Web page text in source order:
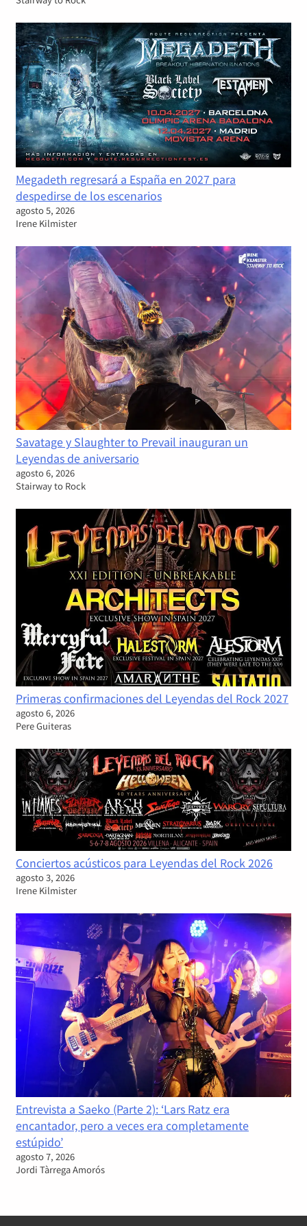
Megadeth regresará a España en 2027 para
despedirse de los escenarios
agosto 5, 2026
Irene Kilmister
Savatage y Slaughter to Prevail inauguran un
Leyendas de aniversario
agosto 6, 2026
Stairway to Rock
Primeras confirmaciones del Leyendas del Rock 2027
agosto 6, 2026
Pere Guiteras
Conciertos acústicos para Leyendas del Rock 2026
agosto 3, 2026
Irene Kilmister
Entrevista a Saeko (Parte 2): ‘Lars Ratz era
encantador, pero a veces era completamente
estúpido’
agosto 7, 2026
Jordi Tàrrega Amorós